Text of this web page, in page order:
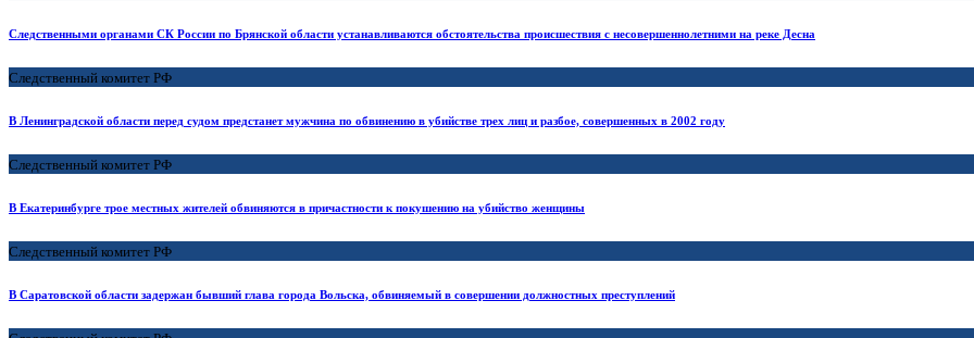
Следственными органами СК России по Брянской области устанавливаются обстоятельства происшествия с несовершеннолетними на реке Десна
Следственный комитет РФ
В Ленинградской области перед судом предстанет мужчина по обвинению в убийстве трех лиц и разбое, совершенных в 2002 году
Следственный комитет РФ
В Екатеринбурге трое местных жителей обвиняются в причастности к покушению на убийство женщины
Следственный комитет РФ
В Саратовской области задержан бывший глава города Вольска, обвиняемый в совершении должностных преступлений